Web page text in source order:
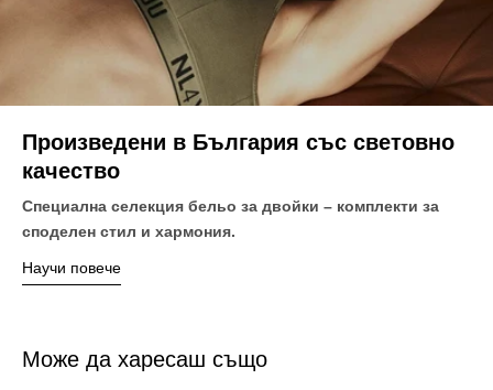
Произведени в България със световно
качество
Специална селекция бельо за двойки – комплекти за
споделен стил и хармония.
Научи повече
Може да харесаш също